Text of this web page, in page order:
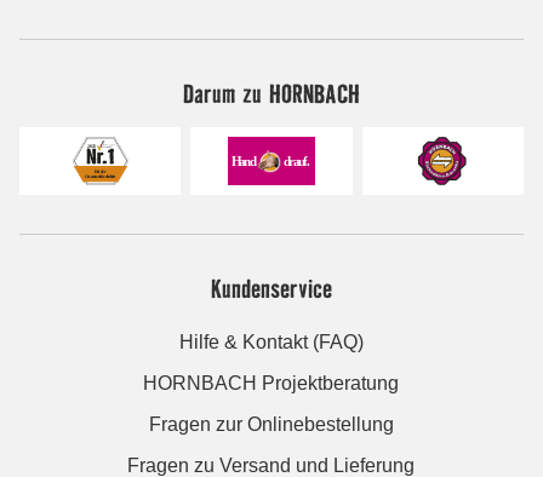
Darum zu HORNBACH
Kundenservice
Hilfe & Kontakt (FAQ)
HORNBACH Projektberatung
Fragen zur Onlinebestellung
Fragen zu Versand und Lieferung